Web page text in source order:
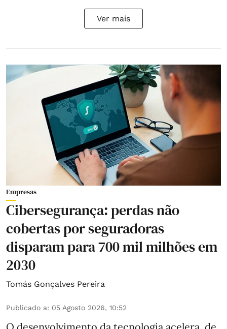
Ver mais
Empresas
Cibersegurança: perdas não
cobertas por seguradoras
disparam para 700 mil milhões em
2030
Tomás Gonçalves Pereira
Publicado a: 05 Agosto 2026, 10:52